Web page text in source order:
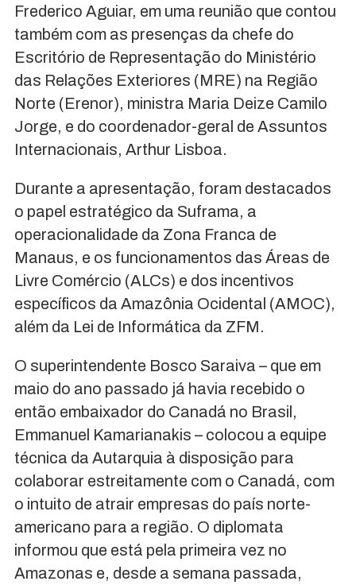
Frederico Aguiar, em uma reunião que contou
também com as presenças da chefe do
Escritório de Representação do Ministério
das Relações Exteriores (MRE) na Região
Norte (Erenor), ministra Maria Deize Camilo
Jorge, e do coordenador-geral de Assuntos
Internacionais, Arthur Lisboa.
Durante a apresentação, foram destacados
o papel estratégico da Suframa, a
operacionalidade da Zona Franca de
Manaus, e os funcionamentos das Áreas de
Livre Comércio (ALCs) e dos incentivos
específicos da Amazônia Ocidental (AMOC),
além da Lei de Informática da ZFM.
O superintendente Bosco Saraiva – que em
maio do ano passado já havia recebido o
então embaixador do Canadá no Brasil,
Emmanuel Kamarianakis – colocou a equipe
técnica da Autarquia à disposição para
colaborar estreitamente com o Canadá, com
o intuito de atrair empresas do país norte-
americano para a região. O diplomata
informou que está pela primeira vez no
Amazonas e, desde a semana passada,